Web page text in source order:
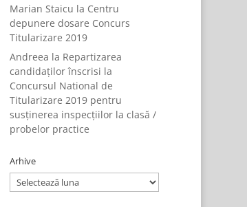
Marian Staicu la Centru
depunere dosare Concurs
Titularizare 2019
Andreea la Repartizarea
candidaților înscrisi la
Concursul National de
Titularizare 2019 pentru
susținerea inspecțiilor la clasă /
probelor practice
Arhive
Arhive